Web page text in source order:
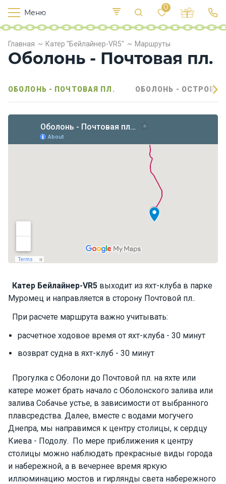
Главная Катер "Бейлайнер-VR5" Маршруты
Оболонь - Почтовая пл.
ОБОЛОНЬ - ПОЧТОВАЯ ПЛ. ОБОЛОНЬ - ОСТРОВ
Катер Бейлайнер-VR5 выходит из яхт-клуба в парке
Муромец и направляется в сторону Почтовой пл..
При расчете маршрута важно учитывать:
расчетное ходовое время от яхт-клуба - 30 минут
возврат судна в яхт-клуб - 30 минут
Прогулка с Оболони до Почтовой пл. на яхте или
катере может брать начало с Оболонского залива или
залива Собачье устье, в зависимости от выбранного
плавсредства. Далее, вместе с водами могучего
Днепра, мы направимся к центру столицы, к сердцу
Киева - Подолу. По мере приближения к центру
столицы можно наблюдать прекрасные виды города
и набережной, а в вечернее время яркую
иллюминацию мостов и гирлянды света набережного
Меню
0
Т
е
л
о
д
ы
П
р
с
ы
я
х
ы
М
т
о
р
н
ы
е
я
х
К
е
Р
с